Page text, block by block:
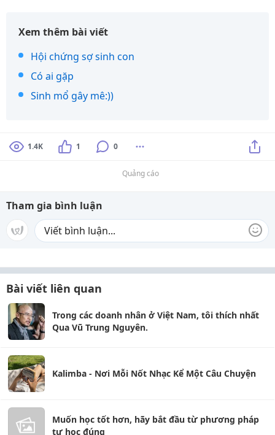
Xem thêm bài viết
Hội chứng sợ sinh con
Có ai gặp
Sinh mổ gây mê:))
1.4K 1 0
Quảng cáo
Tham gia bình luận
Bài viết liên quan
Trong các doanh nhân ở Việt Nam, tôi thích nhất
Qua Vũ Trung Nguyên.
Kalimba - Nơi Mỗi Nốt Nhạc Kể Một Câu Chuyện
Muốn học tốt hơn, hãy bắt đầu từ phương pháp
tự học đúng